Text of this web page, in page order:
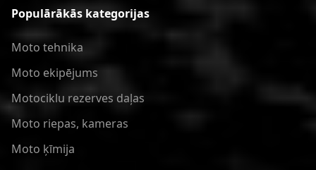
Populārākās kategorijas
Moto tehnika
Moto ekipējums
Motociklu rezerves daļas
Moto riepas, kameras
Moto ķīmija